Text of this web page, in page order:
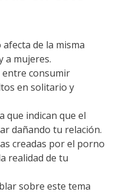
de la misma
a mujeres.
entre consumir
en solitario y
que indican que el
dañando tu relación.
creadas por el porno
realidad de tu
sobre este tema